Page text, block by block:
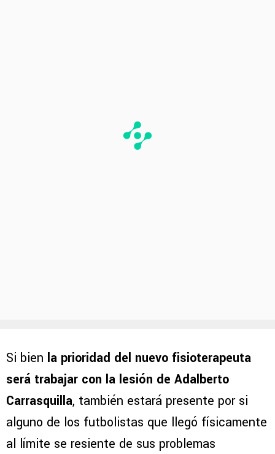
Si bien la prioridad del nuevo fisioterapeuta
será trabajar con la lesión de Adalberto
Carrasquilla, también estará presente por si
alguno de los futbolistas que llegó físicamente
al límite se resiente de sus problemas